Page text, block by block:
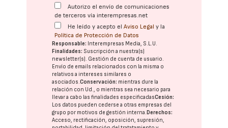
Autorizo el envío de comunicaciones
de terceros vía interempresas.net
He leído y acepto elAviso Legal y la
Política de Protección de Datos
Responsable: Interempresas Media, S.L.U.
Finalidades: Suscripción a nuestra(s)
newsletter(s). Gestión de cuenta de usuario.
Envío de emails relacionados con la misma o
relativos a intereses similares o
asociados.Conservación: mientras dure la
relación con Ud., o mientras sea necesario para
llevar a cabo las finalidades especificadasCesión:
Los datos pueden cederse a otras empresas del
grupo por motivos de gestión interna.Derechos:
Acceso, rectificación, oposición, supresión,